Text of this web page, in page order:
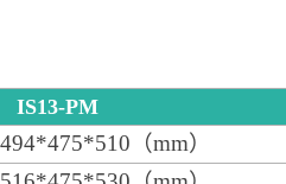
IS13-PM
（mm）